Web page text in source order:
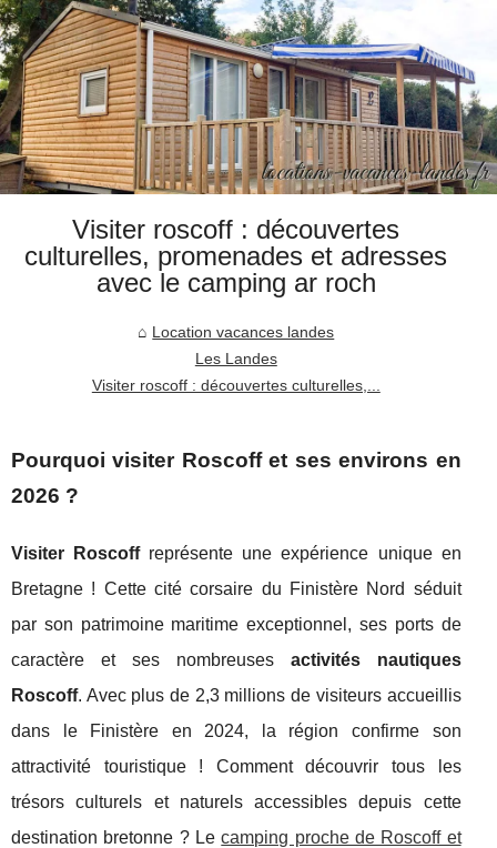
Visiter roscoff : découvertes
culturelles, promenades et adresses
avec le camping ar roch
Location vacances landes
Les Landes
Visiter roscoff : découvertes culturelles,...
Pourquoi visiter Roscoff et ses environs en
2026 ?
Visiter Roscoffreprésente une expérience unique en
Bretagne ! Cette cité corsaire du Finistère Nord séduit
par son patrimoine maritime exceptionnel, ses ports de
caractère et ses nombreuses activités nautiques
Roscoff. Avec plus de 2,3 millions de visiteurs accueillis
dans le Finistère en 2024, la région confirme son
attractivité touristique ! Comment découvrir tous les
trésors culturels et naturels accessibles depuis cette
destination bretonne ? Lecamping proche de Roscoff et